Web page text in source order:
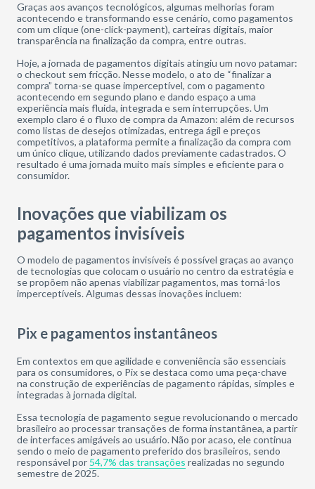
Graças aos avanços tecnológicos, algumas melhorias foram
acontecendo e transformando esse cenário, como pagamentos
com um clique (one-click-payment), carteiras digitais, maior
transparência na finalização da compra, entre outras.
Hoje, a jornada de pagamentos digitais atingiu um novo patamar:
o checkout sem fricção. Nesse modelo, o ato de “finalizar a
compra” torna-se quase imperceptível, com o pagamento
acontecendo em segundo plano e dando espaço a uma
experiência mais fluida, integrada e sem interrupções. Um
exemplo claro é o fluxo de compra da Amazon: além de recursos
como listas de desejos otimizadas, entrega ágil e preços
competitivos, a plataforma permite a finalização da compra com
um único clique, utilizando dados previamente cadastrados. O
resultado é uma jornada muito mais simples e eficiente para o
consumidor.
Inovações que viabilizam os
pagamentos invisíveis
O modelo de pagamentos invisíveis é possível graças ao avanço
de tecnologias que colocam o usuário no centro da estratégia e
se propõem não apenas viabilizar pagamentos, mas torná-los
imperceptíveis. Algumas dessas inovações incluem:
Pix e pagamentos instantâneos
Em contextos em que agilidade e conveniência são essenciais
para os consumidores, o Pix se destaca como uma peça-chave
na construção de experiências de pagamento rápidas, simples e
integradas à jornada digital.
Essa tecnologia de pagamento segue revolucionando o mercado
brasileiro ao processar transações de forma instantânea, a partir
de interfaces amigáveis ao usuário. Não por acaso, ele continua
sendo o meio de pagamento preferido dos brasileiros, sendo
responsável por 54,7% das transações realizadas no segundo
semestre de 2025.